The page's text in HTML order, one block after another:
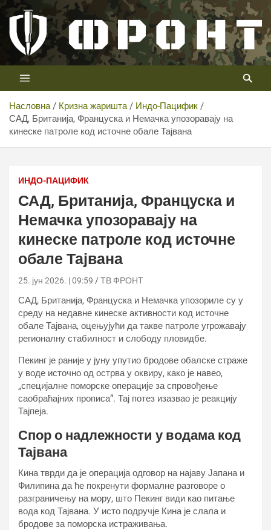
Скип
цонтент
Телевизија ФРОНТ
Први војни канал у Србији
Насловна Кризна жаришта
Индо-Пацифик
САД, Британија, Француска и Немачка упозоравају на
кинеске патроле код источне обале Тајвана
ИНДО-ПАЦИФИК
САД, Британија, Француска и
Немачка упозоравају на
кинеске патроле код источне
обале Тајвана
25. јун 2026. | 09:59 ТВ ФРОНТ
САД, Британија, Француска и Немачка упозориле су у
среду на недавне кинеске активности код источне
обале Тајвана, оцењујући да такве патроле угрожавају
регионалну стабилност и слободу пловидбе.
Пекинг је раније у јуну упутио бродове обалске страже
у воде источно од острва у оквиру, како је навео,
„специјалне поморске операције за спровођење
саобраћајних прописа“. Тај потез изазвао је реакцију
Тајпеја.
Спор о надлежности у водама код
Тајвана
Кина тврди да је операција одговор на најаву Јапана и
Филипина да ће покренути формалне разговоре о
разграничењу на мору, што Пекинг види као питање
вода код Тајвана. У исто подручје Кина је слала и
бродове за поморска истраживања.